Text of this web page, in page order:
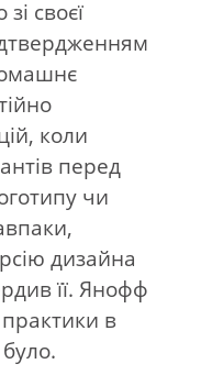
своєї
коли
перед
чи
дизайна
її. Янофф
в